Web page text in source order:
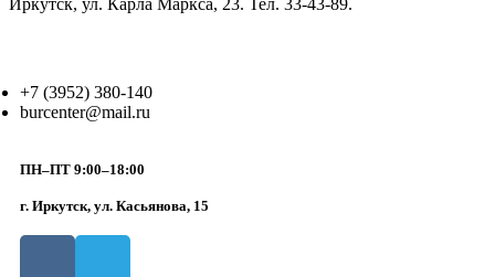
Иркутск, ул. Карла Маркса, 23. Тел. 33-43-89.
+7 (3952) 380-140
burcenter@mail.ru
ПН–ПТ 9:00–18:00
г. Иркутск, ул. Касьянова, 15